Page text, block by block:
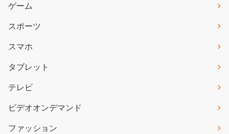
ゲーム
スポーツ
スマホ
タブレット
テレビ
ビデオオンデマンド
ファッション